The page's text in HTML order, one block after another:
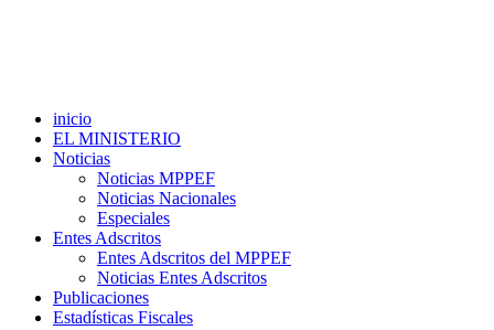
inicio
EL MINISTERIO
Noticias
Noticias MPPEF
Noticias Nacionales
Especiales
Entes Adscritos
Entes Adscritos del MPPEF
Noticias Entes Adscritos
Publicaciones
Estadísticas Fiscales